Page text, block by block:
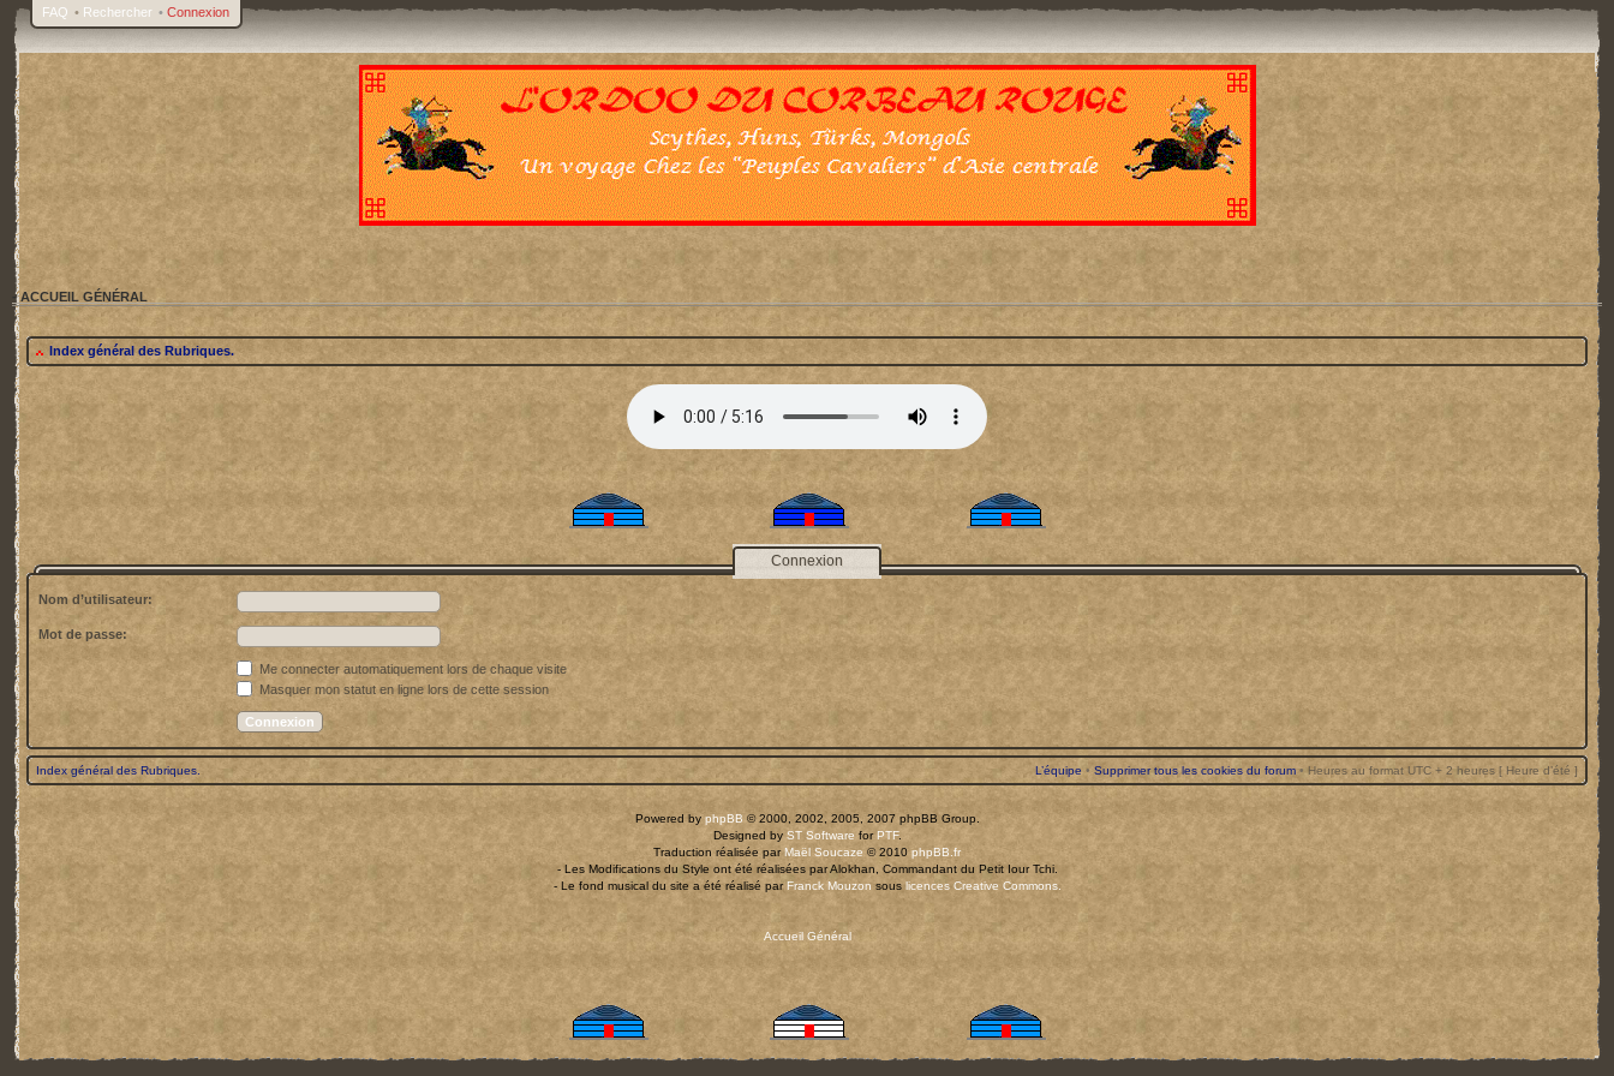
FAQ • Rechercher • Connexion
- ACCUEIL GÉNÉRAL
Index général des Rubriques.
Connexion
Nom d’utilisateur:
Mot de passe:
Me connecter automatiquement lors de chaque visite
Masquer mon statut en ligne lors de cette session
Index général des Rubriques. L’équipe • Supprimer tous les cookies du forum • Heures au format UTC + 2 heures [ Heure d’été ]
Powered by phpBB © 2000, 2002, 2005, 2007 phpBB Group.
Designed by ST Software forPTF.
Traduction réalisée par Maël Soucaze © 2010 phpBB.fr
- Les Modifications du Style ont été réalisées par Alokhan, Commandant du Petit Iour Tchi.
- Le fond musical du site a été réalisé parFranck Mouzon sous licences Creative Commons.
Accueil Général